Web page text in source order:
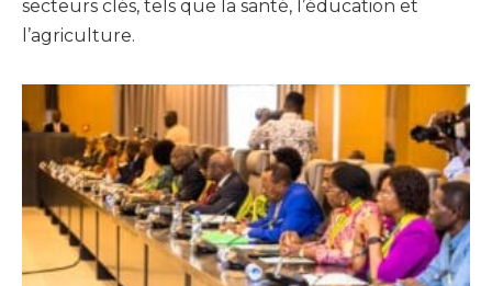
secteurs clés, tels que la santé, l’éducation et
l’agriculture.